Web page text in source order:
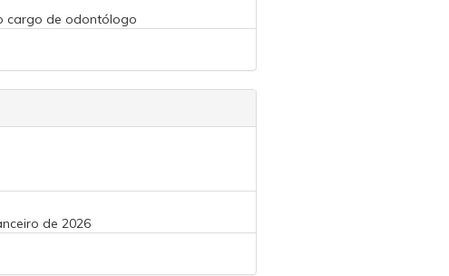
cargo de odontólogo
de 2026